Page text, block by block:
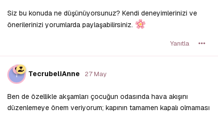
Siz bu konuda ne düşünüyorsunuz? Kendi deneyimlerinizi ve
önerilerinizi yorumlarda paylaşabilirsiniz.
Yanıtla
T TecrubeliAnne 27 May
Ben de özellikle akşamları çocuğun odasında hava akışını
düzenlemeye önem veriyorum; kapının tamamen kapalı olmaması